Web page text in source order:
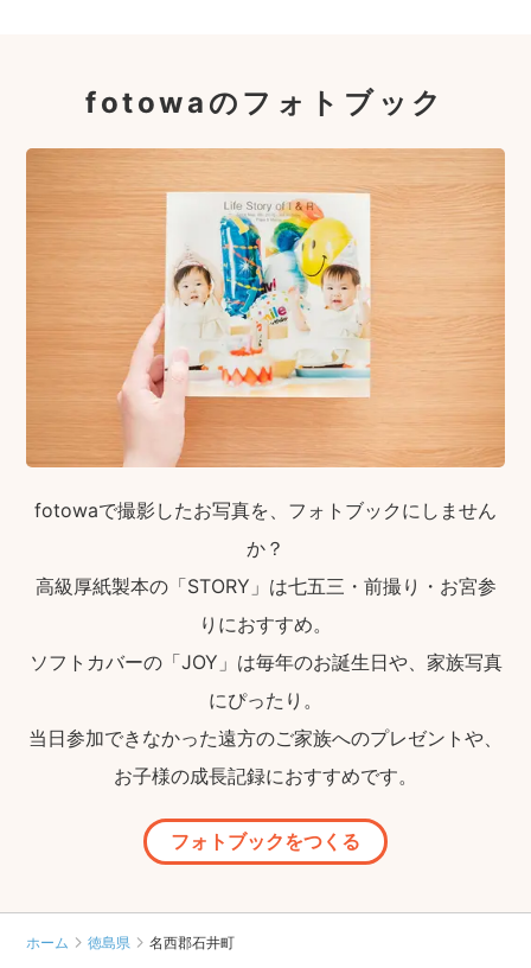
fotowaのフォトブック
fotowaで撮影したお写真を、フォトブックにしません
か？
高級厚紙製本の「STORY」は七五三・前撮り・お宮参
りにおすすめ。
ソフトカバーの「JOY」は毎年のお誕生日や、家族写真
にぴったり。
当日参加できなかった遠方のご家族へのプレゼントや、
お子様の成長記録におすすめです。
フォトブックをつくる
ホーム 徳島県 名西郡石井町